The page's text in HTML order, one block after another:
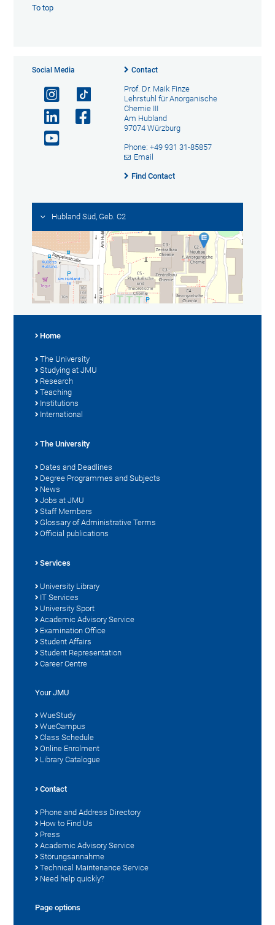
To top
Social Media Contact
Prof. Dr. Maik Finze
Lehrstuhl für Anorganische
Chemie III
Am Hubland
97074 Würzburg
Phone: +49 931 31-85857
Email
Find Contact
Hubland Süd, Geb. C2
Home
The University
Studying at JMU
Research
Teaching
Institutions
International
The University
Dates and Deadlines
Degree Programmes and Subjects
News
Jobs at JMU
Staff Members
Glossary of Administrative Terms
Official publications
Services
University Library
IT Services
University Sport
Academic Advisory Service
Examination Office
Student Affairs
Student Representation
Career Centre
Your JMU
WueStudy
WueCampus
Class Schedule
Online Enrolment
Library Catalogue
Contact
Phone and Address Directory
How to Find Us
Press
Academic Advisory Service
Störungsannahme
Technical Maintenance Service
Need help quickly?
Page options